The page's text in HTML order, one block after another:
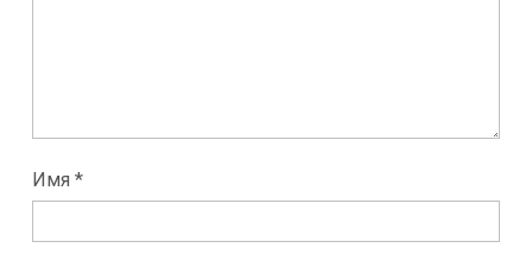
Имя *